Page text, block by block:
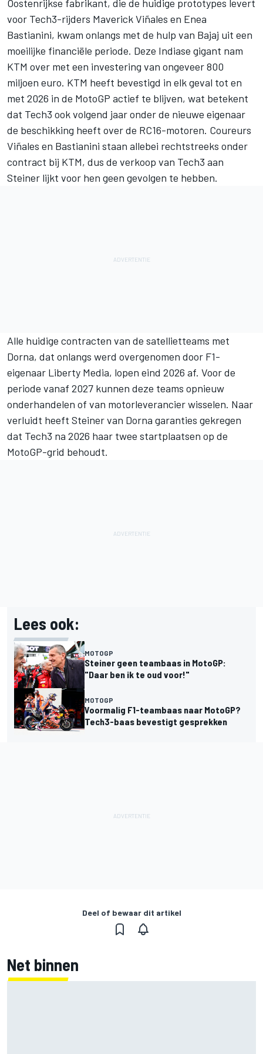
Oostenrijkse fabrikant, die de huidige prototypes levert
voor Tech3-rijders Maverick Viñales en Enea
Bastianini, kwam onlangs met de hulp van Bajaj uit een
moeilijke financiële periode. Deze Indiase gigant nam
KTM over met een investering van ongeveer 800
miljoen euro. KTM heeft bevestigd in elk geval tot en
met 2026 in de MotoGP actief te blijven, wat betekent
dat Tech3 ook volgend jaar onder de nieuwe eigenaar
de beschikking heeft over de RC16-motoren. Coureurs
Viñales en Bastianini staan allebei rechtstreeks onder
contract bij KTM, dus de verkoop van Tech3 aan
Steiner lijkt voor hen geen gevolgen te hebben.
Alle huidige contracten van de satellietteams met
Dorna, dat onlangs werd overgenomen door F1-
eigenaar Liberty Media, lopen eind 2026 af. Voor de
periode vanaf 2027 kunnen deze teams opnieuw
onderhandelen of van motorleverancier wisselen. Naar
verluidt heeft Steiner van Dorna garanties gekregen
dat Tech3 na 2026 haar twee startplaatsen op de
MotoGP-grid behoudt.
Lees ook:
MOTOGP
Steiner geen teambaas in MotoGP:
"Daar ben ik te oud voor!"
MOTOGP
Voormalig F1-teambaas naar MotoGP?
Tech3-baas bevestigt gesprekken
Deel of bewaar dit artikel
Net binnen